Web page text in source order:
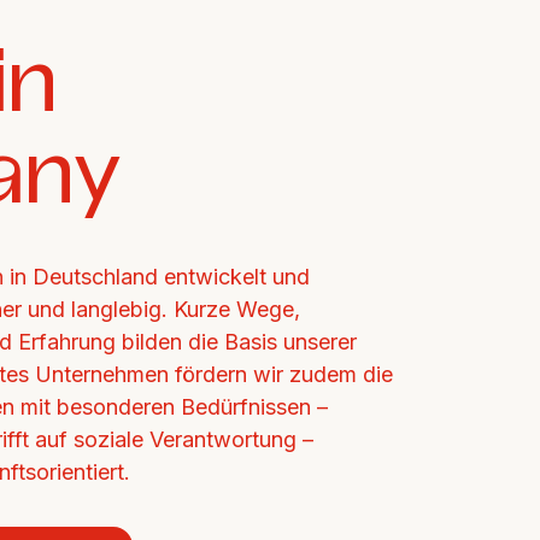
Deutschland entwickelt und
und langlebig. Kurze Wege,
Erfahrung bilden die Basis unserer
Unternehmen fördern wir zudem die
mit besonderen Bedürfnissen –
auf soziale Verantwortung –